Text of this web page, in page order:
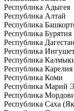
Республика Адыгея
Республика Алтай
Республика
Республика Бурятия
Республика Дагестан
Республика
Республика
Республика Карелия
Республика Коми
Республика Марий
Республика
Республика Саха